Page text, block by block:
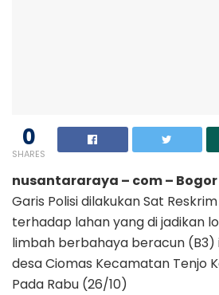
0
SHARES
nusantararaya – com – Bogor
Garis Polisi dilakukan Sat
terhadap lahan yang di jadikan
limbah berbahaya beracun (B3)
desa Ciomas Kecamatan Tenjo
Pada Rabu (26/10)